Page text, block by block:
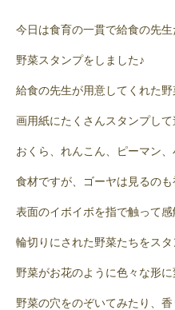
今日は食育の一貫で給食の先生
野菜スタンプをしました♪
給食の先生が用意してくれた野
画用紙にたくさんスタンプして
おくら、れんこん、ピーマン
食材ですが、ゴーヤは見るのも
表面のイボイボを指で触って感
輪切りにされた野菜たちをスタ
野菜がお花のように色々な形に
野菜の穴をのぞいてみたり、